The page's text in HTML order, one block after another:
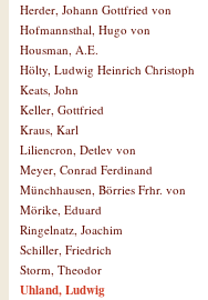
Herder, Johann Gottfried von
Hofmannsthal, Hugo von
Housman, A.E.
Hölty, Ludwig Heinrich Christoph
Keats, John
Keller, Gottfried
Kraus, Karl
Liliencron, Detlev von
Meyer, Conrad Ferdinand
Münchhausen, Börries Frhr. von
Mörike, Eduard
Ringelnatz, Joachim
Schiller, Friedrich
Storm, Theodor
Uhland, Ludwig